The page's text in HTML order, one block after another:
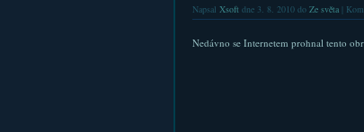
Napsal Xsoftdne 3. 8. 2010 do Ze světa|
Nedávno se Internetem prohnal tento